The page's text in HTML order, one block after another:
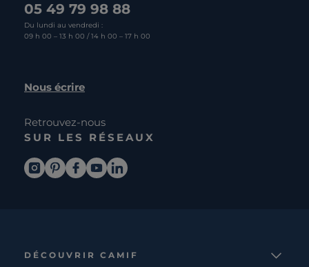
05 49 79 98 88
Du lundi au vendredi :
09 h 00 – 13 h 00 / 14 h 00 – 17 h 00
Nous écrire
Retrouvez-nous
SUR LES RÉSEAUX
DÉCOUVRIR CAMIF